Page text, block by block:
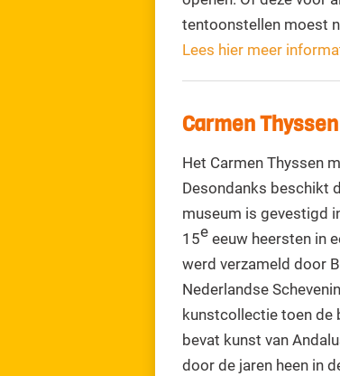
tentoonstellen moest
Lees hier meer
Carmen
Het Carmen Thyssen
Desondanks beschikt
museum is gevestigd
15e eeuw heersten in
werd verzameld door
Nederlandse
kunstcollectie toen de
bevat kunst van
door de jaren heen in